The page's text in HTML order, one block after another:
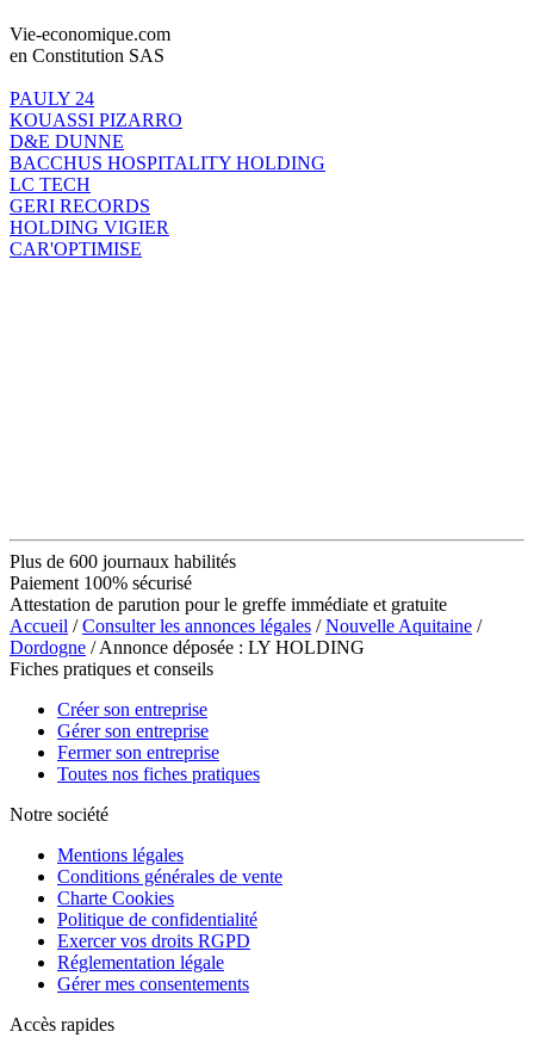
Vie-economique.com
en Constitution SAS
PAULY 24
KOUASSI PIZARRO
D&E DUNNE
BACCHUS HOSPITALITY HOLDING
LC TECH
GERI RECORDS
HOLDING VIGIER
CAR'OPTIMISE
Plus de 600 journaux habilités
Paiement 100% sécurisé
Attestation de parution pour le greffe immédiate et gratuite
Accueil /Consulter les annonces légales /Nouvelle Aquitaine /
Dordogne / Annonce déposée : LY HOLDING
Fiches pratiques et conseils
Créer son entreprise
Gérer son entreprise
Fermer son entreprise
Toutes nos fiches pratiques
Notre société
Mentions légales
Conditions générales de vente
Charte Cookies
Politique de confidentialité
Exercer vos droits RGPD
Réglementation légale
Gérer mes consentements
Accès rapides